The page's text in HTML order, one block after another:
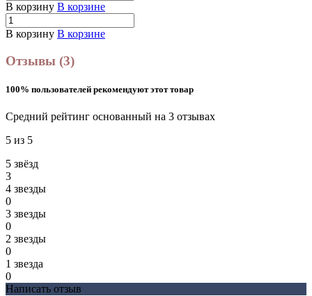
В корзину В корзине
В корзину В корзине
Отзывы (3)
100% пользователей рекомендуют этот товар
Средний рейтинг основанный на 3 отзывах
5 из 5
5 звёзд
3
4 звeзды
0
3 звeзды
0
2 звeзды
0
1 звeзда
0
Написать отзыв